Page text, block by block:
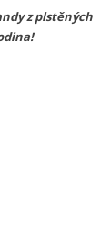
z plstěných